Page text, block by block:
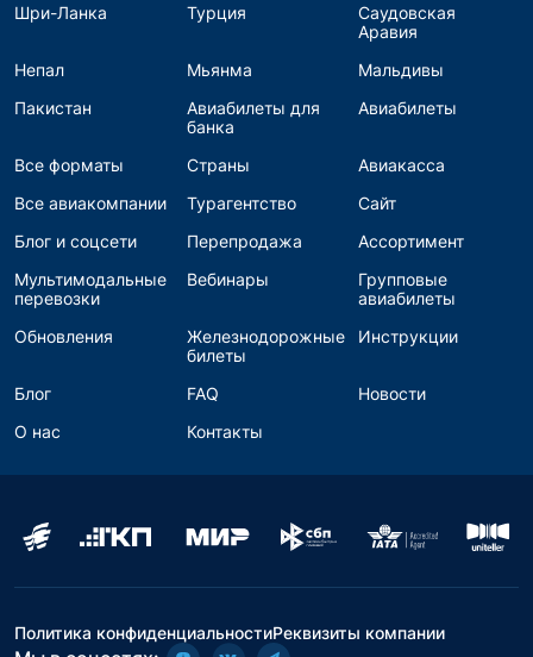
Шри-Ланка
Турция
Саудовская
Аравия
Непал
Мьянма
Мальдивы
Пакистан
Авиабилеты для
банка
Авиабилеты
Все форматы Страны
Авиакасса
Все авиакомпании
Турагентство
Сайт
Блог и соцсети
Перепродажа
Ассортимент
Мультимодальные
перевозки
Вебинары
Групповые
авиабилеты
Обновления
Железнодорожные
билеты
Инструкции
Блог FAQ
Новости
О нас
Контакты
Политика конфиденциальностиРеквизиты компании